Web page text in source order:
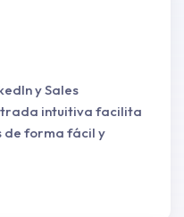
y Sales
intuitiva facilita
de forma fácil y